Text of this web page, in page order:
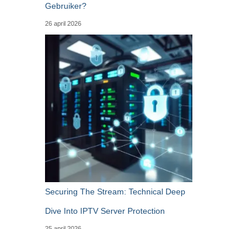
Gebruiker?
26 april 2026
Securing The Stream: Technical Deep
Dive Into IPTV Server Protection